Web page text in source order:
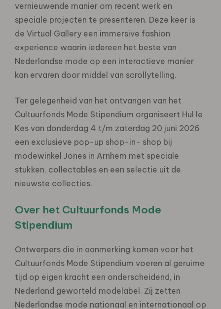
vernieuwende manier om recent werk en
speciale projecten te presenteren. Deze keer is
de Virtual Gallery een immersive fashion
experience waarin iedereen het beste van
Nederlandse mode op een interactieve manier
kan ervaren door middel van scrollytelling.
Ter gelegenheid van het ontvangen van het
Cultuurfonds Mode Stipendium organiseert Hul le
Kes van donderdag 4 t/m zaterdag 20 juni 2026
een exclusieve pop-up shop-in- shop bij
modewinkel Jones in Arnhem met speciale
stukken, collectables en een selectie uit de
nieuwste collecties.
Over het Cultuurfonds Mode
Stipendium
Ontwerpers die in aanmerking komen voor het
Cultuurfonds Mode Stipendium voeren al geruime
tijd op eigen kracht een onderscheidend, in
Nederland geworteld modelabel. Zij zetten
Nederlandse mode nationaal en internationaal op